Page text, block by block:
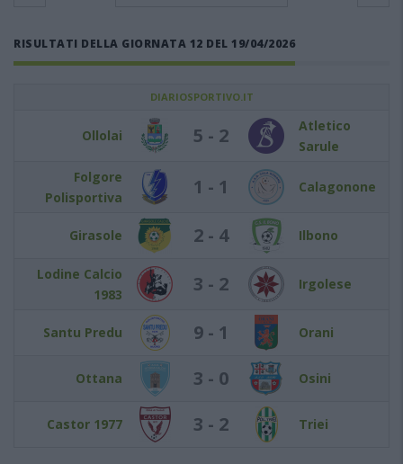
RISULTATI DELLA GIORNATA 12 DEL 19/04/2026
DIARIOSPORTIVO.IT
Ollolai 5 - 2
Atletico
Sarule
Folgore
Polisportiva
1 - 1 Calagonone
Girasole 2 - 4 Ilbono
Lodine Calcio
1983
3 - 2 Irgolese
Santu Predu 9 - 1 Orani
Ottana 3 - 0 Osini
Castor 1977 3 - 2 Triei